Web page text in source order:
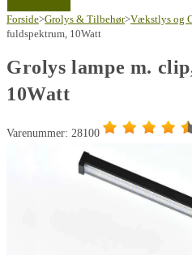
Forside>Grolys & Tilbehør>Vækstlys og
fuldspektrum, 10Watt
Grolys lampe m.
10Watt
Varenummer: 28100